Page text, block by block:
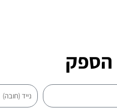
הספק
נייד